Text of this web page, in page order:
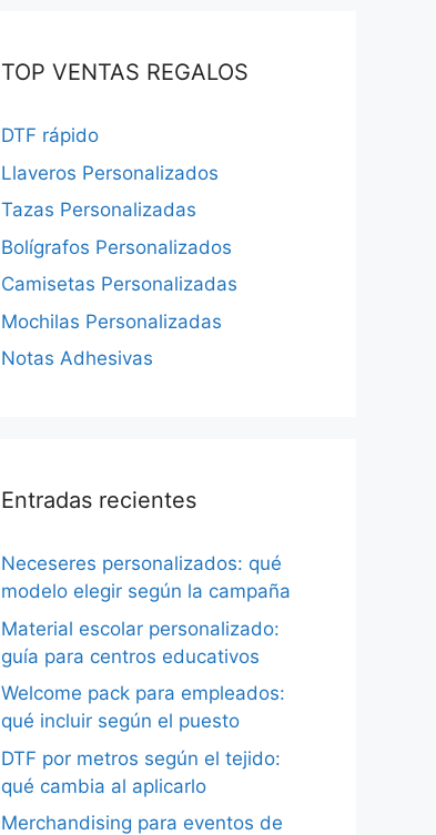
TOP VENTAS REGALOS
DTF rápido
Llaveros Personalizados
Tazas Personalizadas
Bolígrafos Personalizados
Camisetas Personalizadas
Mochilas Personalizadas
Notas Adhesivas
Entradas recientes
Neceseres personalizados: qué
modelo elegir según la campaña
Material escolar personalizado:
guía para centros educativos
Welcome pack para empleados:
qué incluir según el puesto
DTF por metros según el tejido:
qué cambia al aplicarlo
Merchandising para eventos de